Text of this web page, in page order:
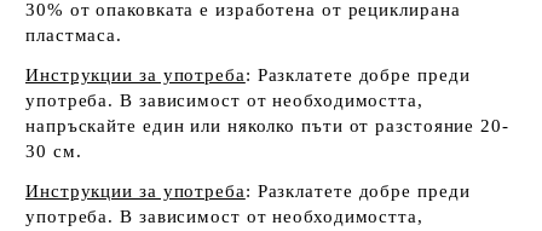
30% от опаковката е изработена от рециклирана
пластмаса.
Инструкции за употреба: Разклатете добре преди
употреба. В зависимост от необходимостта,
напръскайте един или няколко пъти от разстояние 20-
30 см.
Инструкции за употреба: Разклатете добре преди
употреба. В зависимост от необходимостта,